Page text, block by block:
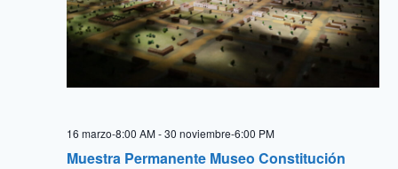
Muestra Permanente Museo Constitución
16 marzo-8:00 AM-30 noviembre-6:00 PM